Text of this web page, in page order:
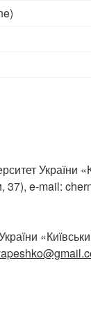
України
37), e-mail: